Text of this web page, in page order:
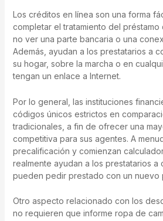
Los créditos en línea son una forma
completar el tratamiento del
no ver una parte bancaria o una
Además, ayudan a los prestatarios a
su hogar, sobre la marcha o en
tengan un enlace a Internet.
Por lo general, las instituciones
códigos únicos estrictos en
tradicionales, a fin de ofrecer una
competitiva para sus agentes. A
precalificación y comienzan
realmente ayudan a los prestatarios a
pueden pedir prestado con un nuevo
Otro aspecto relacionado con los
no requieren que informe ropa de